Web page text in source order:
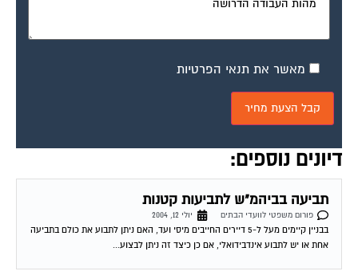
דיונים נוספים:
תביעה בביהמ"ש לתביעות קטנות
פורום משפטי לוועדי הבתים
יולי 12, 2004
בבניין קיימים מעל ל-5 דיירים החייבים מיסי ועד, האם ניתן לתבוע את כולם בתביעה
אחת או יש לתבוע אינדבידואלי, אם כן כיצד זה ניתן לבצוע...